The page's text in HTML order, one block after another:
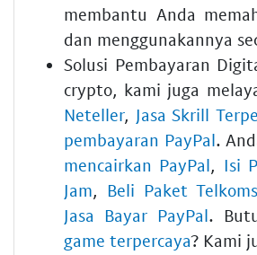
membantu Anda
dan menggunakannya
Solusi Pembayaran
crypto, kami juga
Neteller, Jasa Skrill
pembayaran PayPal.
mencairkan PayPal, Isi
Jam, Beli Paket
Jasa Bayar PayPal.
game terpercaya? Kami